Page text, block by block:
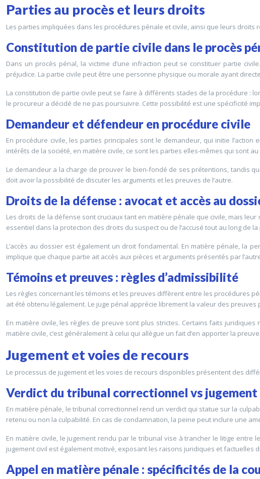
Parties au procès et leurs droits
Les parties impliquées dans les procédures pénale et civile, ainsi que leurs
Constitution de partie civile dans le procès
Dans un procès pénal, la victime d’une infraction peut se constituer partie
préjudice. La partie civile peut être une personne physique ou morale ayant
La constitution de partie civile peut se faire à différents stades de la procédure :
le procureur a décidé de ne pas poursuivre. Cette possibilité est une spécificité
Demandeur et défendeur en procédure civile
En procédure civile, les parties principales sont le demandeur, qui initie
intérêts de la société, en matière civile, ce sont les parties elles-mêmes qui sont
Le demandeur a la charge de prouver le bien-fondé de ses prétentions, tandis
doit avoir la possibilité de discuter les arguments et les preuves de l’autre.
Droits de la défense : avocat et accès au
Les droits de la défense sont cruciaux tant en matière pénale que civile, mais
essentiel dans la protection des droits du suspect ou de l’accusé tout au long de
L’accès au dossier est également un droit fondamental. En matière pénale, la
implique que chaque partie ait accès aux pièces et arguments présentés par
Témoins et preuves : règles d’admissibilité
Les règles concernant les témoins et les preuves diffèrent entre les procédures
ait été obtenu légalement. Le juge pénal apprécie librement la valeur des preuves
En matière civile, les règles de preuve sont plus strictes. Certains faits
matière civile, c’est généralement à celui qui allègue un fait d’en apporter la preuve.
Jugement et voies de recours
Le processus de jugement et les voies de recours disponibles présentent des
Verdict du tribunal correctionnel vs
En matière pénale, le tribunal correctionnel rend un verdict qui statue sur la
retenu ou non la culpabilité. En cas de condamnation, la peine peut inclure une
En matière civile, le jugement rendu par le tribunal vise à trancher le litige entre
jugement civil est également motivé, exposant les raisons juridiques et factuelles
Appel en matière pénale : spécificités de la